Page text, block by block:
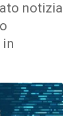
notizia
in